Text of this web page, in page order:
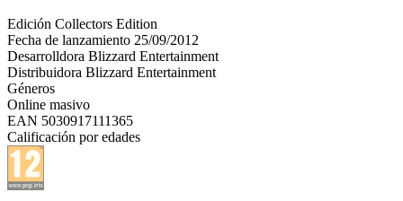
Edición Collectors Edition
Fecha de lanzamiento 25/09/2012
Desarrolldora Blizzard Entertainment
Distribuidora Blizzard Entertainment
Géneros
Online masivo
EAN 5030917111365
Calificación por edades